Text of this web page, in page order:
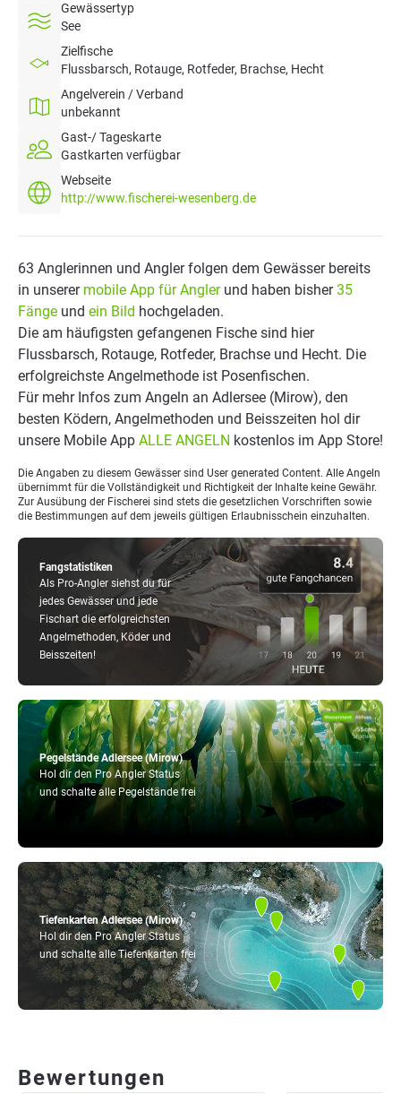
Gewässertyp
See
Zielfische
Flussbarsch, Rotauge, Rotfeder, Brachse, Hecht
Angelverein / Verband
unbekannt
Gast-/ Tageskarte
Gastkarten verfügbar
Webseite
http://www.fischerei-wesenberg.de
Tiefenkarten Adlersee (Mirow)
Hol dir den Pro Angler Status
und schalte alle Tiefenkarten frei
Pegelstände Adlersee (Mirow)
Hol dir den Pro Angler Status
und schalte alle Pegelstände frei
Fangstatistiken
Als Pro-Angler siehst du für
jedes Gewässer und jede
Fischart die erfolgreichsten
Angelmethoden, Köder und
Beisszeiten!
63 Anglerinnen und Angler folgen dem Gewässer bereits
in unserer mobile App für Anglerund haben bisher35
Fänge und ein Bild hochgeladen.
Die am häufigsten gefangenen Fische sind hier
Flussbarsch, Rotauge, Rotfeder, Brachse und Hecht. Die
erfolgreichste Angelmethode ist Posenfischen.
Für mehr Infos zum Angeln an Adlersee (Mirow), den
besten Ködern, Angelmethoden und Beisszeiten hol dir
unsere Mobile App ALLE ANGELN kostenlos im App Store!
Die Angaben zu diesem Gewässer sind User generated Content. Alle Angeln
übernimmt für die Vollständigkeit und Richtigkeit der Inhalte keine Gewähr.
Zur Ausübung der Fischerei sind stets die gesetzlichen Vorschriften sowie
die Bestimmungen auf dem jeweils gültigen Erlaubnisschein einzuhalten.
Bewertungen